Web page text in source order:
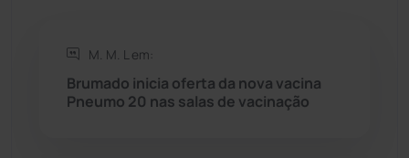
Rio do Antônio
Rio do Pires
M. M. L em:
Brumado inicia oferta da nova vacina
Pneumo 20 nas salas de vacinação